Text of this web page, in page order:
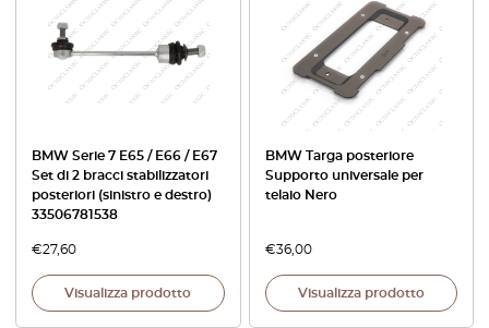
BMW Serie 7 E65 / E66 / E67
Set di 2 bracci stabilizzatori
posteriori (sinistro e destro)
33506781538
€27,60
Visualizza prodotto
BMW Targa posteriore
Supporto universale per
telaio Nero
€36,00
Visualizza prodotto